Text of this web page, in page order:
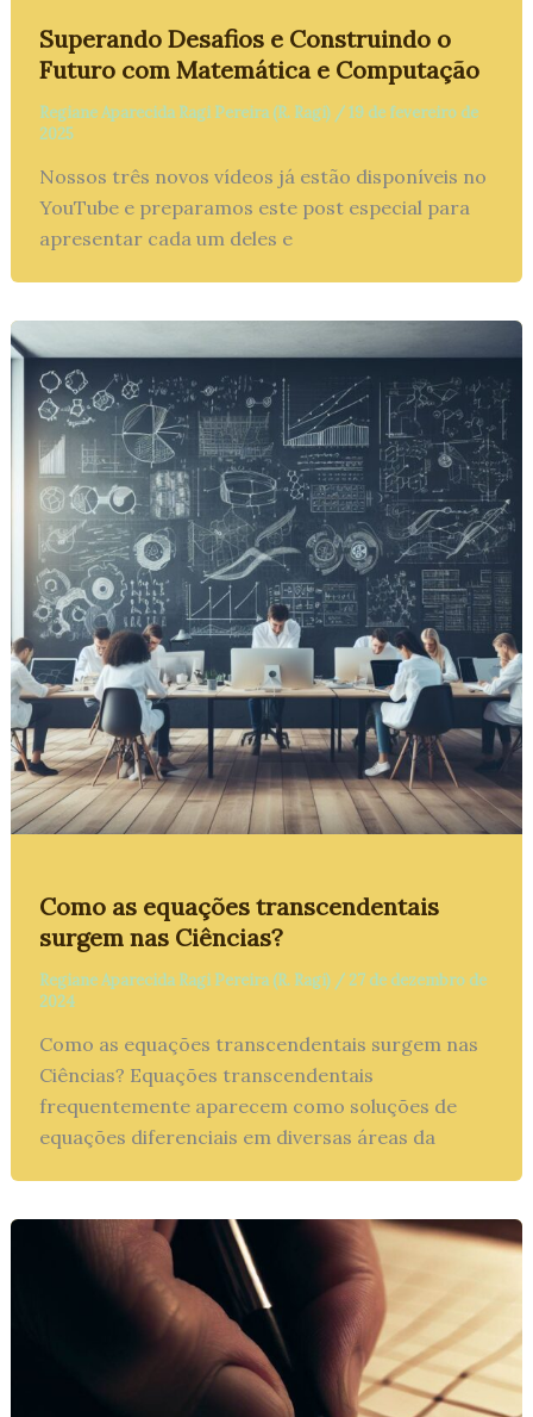
Superando Desafios e Construindo o
Futuro com Matemática e Computação
Regiane Aparecida Ragi Pereira (R. Ragi) /19 de fevereiro de
2025
Nossos três novos vídeos já estão disponíveis no
YouTube e preparamos este post especial para
apresentar cada um deles e
Como as equações transcendentais
surgem nas Ciências?
Regiane Aparecida Ragi Pereira (R. Ragi) / 27 de dezembro de
2024
Como as equações transcendentais surgem nas
Ciências? Equações transcendentais
frequentemente aparecem como soluções de
equações diferenciais em diversas áreas da